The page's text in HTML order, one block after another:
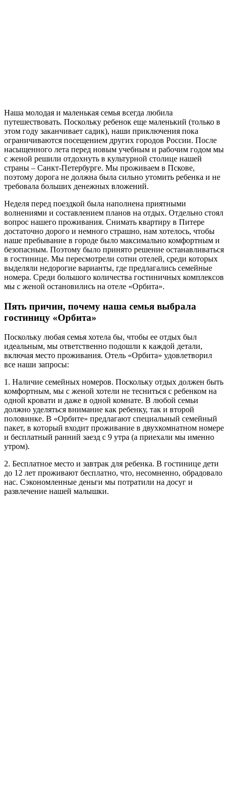
Наша молодая и маленькая семья всегда любила
путешествовать. Поскольку ребенок еще маленький (только в
этом году заканчивает садик), наши приключения пока
ограничиваются посещением других городов России. После
насыщенного лета перед новым учебным и рабочим годом мы
с женой решили отдохнуть в культурной столице нашей
страны – Санкт-Петербурге. Мы проживаем в Пскове,
поэтому дорога не должна была сильно утомить ребенка и не
требовала больших денежных вложений.
Неделя перед поездкой была наполнена приятными
волнениями и составлением планов на отдых. Отдельно стоял
вопрос нашего проживания. Снимать квартиру в Питере
достаточно дорого и немного страшно, нам хотелось, чтобы
наше пребывание в городе было максимально комфортным и
безопасным. Поэтому было принято решение останавливаться
в гостинице. Мы пересмотрели сотни отелей, среди которых
выделяли недорогие варианты, где предлагались семейные
номера. Среди большого количества гостиничных комплексов
мы с женой остановились на отеле «Орбита».
Пять причин, почему наша семья выбрала
гостиницу «Орбита»
Поскольку любая семья хотела бы, чтобы ее отдых был
идеальным, мы ответственно подошли к каждой детали,
включая место проживания. Отель «Орбита» удовлетворил
все наши запросы:
1.​ Наличие семейных номеров. Поскольку отдых должен быть
комфортным, мы с женой хотели не тесниться с ребенком на
одной кровати и даже в одной комнате. В любой семьи
должно уделяться внимание как ребенку, так и второй
половинке. В «Орбите» предлагают специальный семейный
пакет, в который входит проживание в двухкомнатном номере
и бесплатный ранний заезд с 9 утра (а приехали мы именно
утром).
2.​ Бесплатное место и завтрак для ребенка. В гостинице дети
до 12 лет проживают бесплатно, что, несомненно, обрадовало
нас. Сэкономленные деньги мы потратили на досуг и
развлечение нашей малышки.